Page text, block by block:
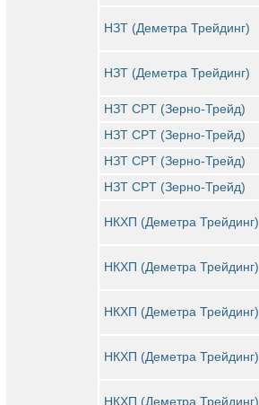
НЗТ (Деметра Трейдинг)
НЗТ (Деметра Трейдинг)
НЗТ CPT (Зерно-Трейд)
НЗТ CPT (Зерно-Трейд)
НЗТ CPT (Зерно-Трейд)
НЗТ CPT (Зерно-Трейд)
НКХП (Деметра Трейдинг)
НКХП (Деметра Трейдинг)
НКХП (Деметра Трейдинг)
НКХП (Деметра Трейдинг)
НКХП (Деметра Трейдинг)